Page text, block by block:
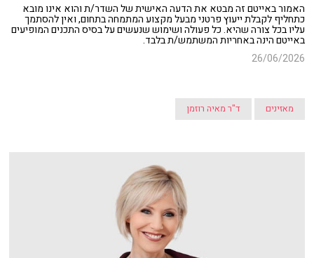
האמור באייטם זה מבטא את הדעה האישית של השדר/ת והוא אינו מובא
כתחליף לקבלת ייעוץ פרטני מבעל מקצוע המתמחה בתחום, ואין להסתמך
עליו בכל צורה שהיא. כל פעולה ושימוש שנעשים על בסיס התכנים המופיעים
באייטם הינה באחריות המשתמש/ת בלבד.
26/06/2026
מאזינים ד"ר מאיה רוזמן